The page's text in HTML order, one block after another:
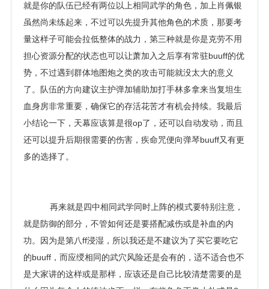
就是你的队伍已经有两位以上相同武学的角色，加上肖佩银
虽然尚未练起来，不过可以先提升其他角色的术质，那要考
量这样子可能会拉低整体的战力，第三种就是你是克劳不用
担心资源分配的状态也可以让萧加入之后享有常驻buuff的优
势，不过遇到群体地图炮之类的攻击可能就没太大的意义
了。队伍的方向建议主护弹加辅助加打手林多拿来当复坦生
血身房非常重要，确保它的存活花苦才有机会持续。我最后
小结论一下，天幕应该算是很op了，还可以自动发动，而且
还可以提升后期很需要的伤害，疾命咒便向弹琴buuff又有更
多的选择了。
再来就是四中相同武学同时上阵的模式要特别注意，
就是防御的部分，不管如何还是要搭配减伤或是补血的内
功。因为是第八ff浸湿，所以我还是不建议为了买它要吃它
的buuff，而应绶相同的武穴风险还是会有的，适不适合也不
是大家讲的这样或是那样，应该还是自己比较清楚需要的是